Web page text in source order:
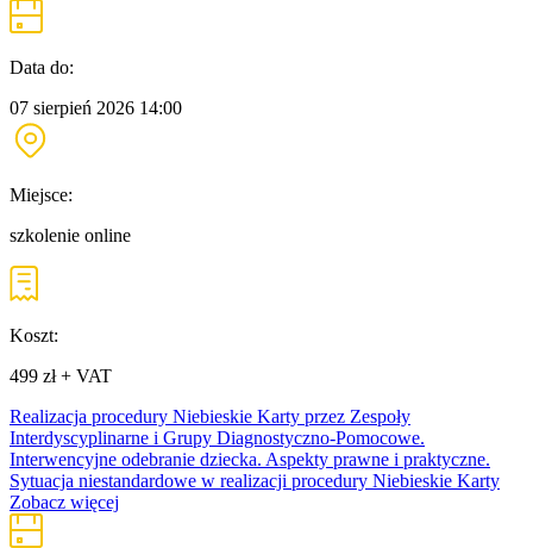
Data do:
07 sierpień 2026 14:00
Miejsce:
szkolenie online
Koszt:
499 zł + VAT
Realizacja procedury Niebieskie Karty przez Zespoły
Interdyscyplinarne i Grupy Diagnostyczno-Pomocowe.
Interwencyjne odebranie dziecka. Aspekty prawne i praktyczne.
Sytuacja niestandardowe w realizacji procedury Niebieskie Karty
Zobacz więcej